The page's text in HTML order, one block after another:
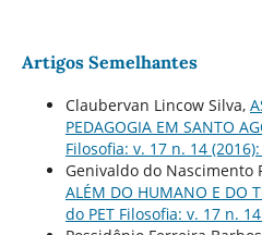
Artigos Semelhantes
Claubervan Lincow Silva,
PEDAGOGIA EM SANTO
Filosofia: v. 17 n. 14 (2016):
Genivaldo do Nascimento
ALÉM DO HUMANO E DO
do PET Filosofia: v. 17 n.